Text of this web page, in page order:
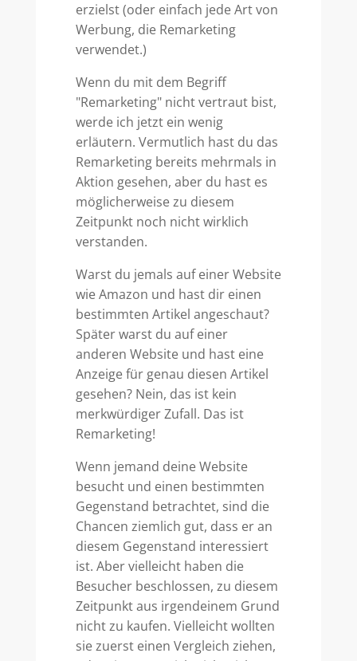
erzielst (oder einfach jede Art von
Werbung, die Remarketing
verwendet.)
Wenn du mit dem Begriff
"Remarketing" nicht vertraut bist,
werde ich jetzt ein wenig
erläutern. Vermutlich hast du das
Remarketing bereits mehrmals in
Aktion gesehen, aber du hast es
möglicherweise zu diesem
Zeitpunkt noch nicht wirklich
verstanden.
Warst du jemals auf einer Website
wie Amazon und hast dir einen
bestimmten Artikel angeschaut?
Später warst du auf einer
anderen Website und hast eine
Anzeige für genau diesen Artikel
gesehen? Nein, das ist kein
merkwürdiger Zufall. Das ist
Remarketing!
Wenn jemand deine Website
besucht und einen bestimmten
Gegenstand betrachtet, sind die
Chancen ziemlich gut, dass er an
diesem Gegenstand interessiert
ist. Aber vielleicht haben die
Besucher beschlossen, zu diesem
Zeitpunkt aus irgendeinem Grund
nicht zu kaufen. Vielleicht wollten
sie zuerst einen Vergleich ziehen,